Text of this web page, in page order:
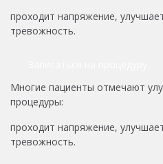
проходит напряжение,
тревожность.
Многие пациенты отмечают
процедуры:
проходит напряжение,
тревожность.